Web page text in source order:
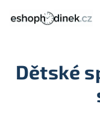
Dětské